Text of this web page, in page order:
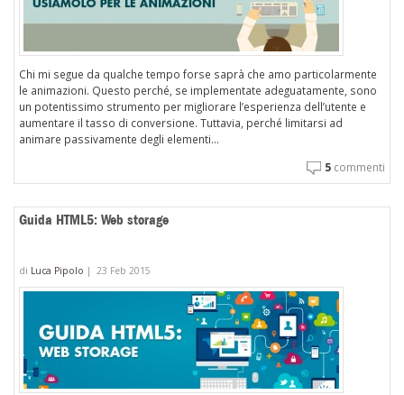
Chi mi segue da qualche tempo forse saprà che amo particolarmente
le animazioni. Questo perché, se implementate adeguatamente, sono
un potentissimo strumento per migliorare l’esperienza dell’utente e
aumentare il tasso di conversione. Tuttavia, perché limitarsi ad
animare passivamente degli elementi...
5 commenti
Guida HTML5: Web storage
di Luca Pipolo | 23 Feb 2015